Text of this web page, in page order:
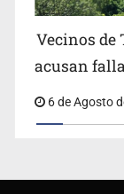
Vecinos de
acusan
6 de Agosto